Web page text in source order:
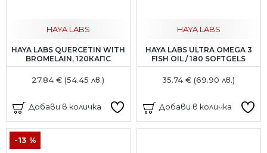
HAYA LABS
HAYA LABS QUERCETIN WITH
BROMELAIN, 120КАПС
27.84 € (54.45 лв.)
Добави в количка
HAYA LABS
HAYA LABS ULTRA OMEGA 3
FISH OIL / 180 SOFTGELS
35.74 € (69.90 лв.)
Добави в количка
-13 %